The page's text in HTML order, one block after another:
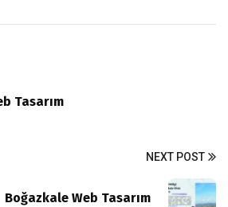
Tasarım
NEXT POST
Boğazkale Web Tasarım